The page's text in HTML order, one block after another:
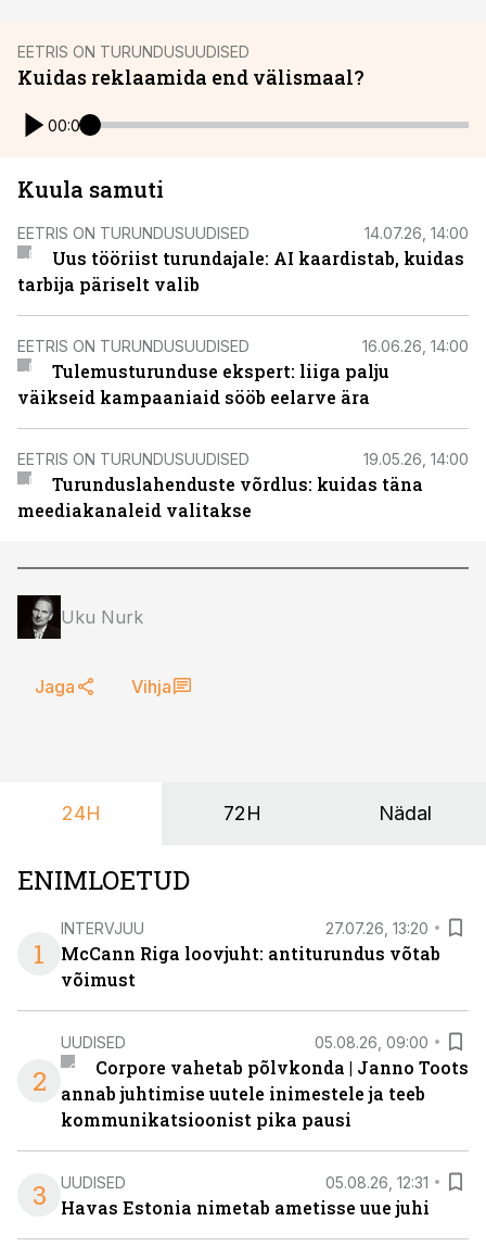
EETRIS ON TURUNDUSUUDISED
Kuidas reklaamida end välismaal?
00:00
Kuula samuti
EETRIS ON TURUNDUSUUDISED 14.07.26, 14:00
Uus tööriist turundajale: AI kaardistab, kuidas
tarbija päriselt valib
EETRIS ON TURUNDUSUUDISED 16.06.26, 14:00
Tulemusturunduse ekspert: liiga palju
väikseid kampaaniaid sööb eelarve ära
EETRIS ON TURUNDUSUUDISED 19.05.26, 14:00
Turunduslahenduste võrdlus: kuidas täna
meediakanaleid valitakse
Uku Nurk
Jaga Vihja
24H 72H Nädal
ENIMLOETUD
1
INTERVJUU 27.07.26, 13:20
McCann Riga loovjuht: antiturundus võtab
võimust
2
UUDISED 05.08.26, 09:00
Corpore vahetab põlvkonda | Janno Toots
annab juhtimise uutele inimestele ja teeb
kommunikatsioonist pika pausi
3 UUDISED 05.08.26, 12:31
Havas Estonia nimetab ametisse uue juhi